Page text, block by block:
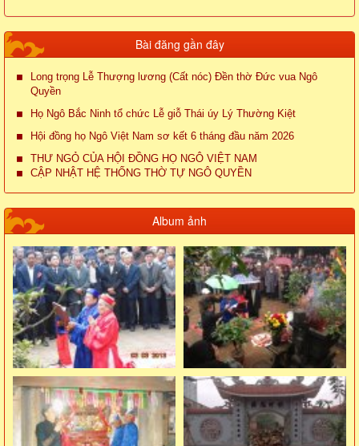
Bài đăng gần đây
Long trọng Lễ Thượng lương (Cất nóc) Đền thờ Đức vua Ngô
Quyền
Họ Ngô Bắc Ninh tổ chức Lễ giỗ Thái úy Lý Thường Kiệt
Hội đồng họ Ngô Việt Nam sơ kết 6 tháng đầu năm 2026
THƯ NGỎ CỦA HỘI ĐỒNG HỌ NGÔ VIỆT NAM
CẬP NHẬT HỆ THỐNG THỜ TỰ NGÔ QUYỀN
Album ảnh